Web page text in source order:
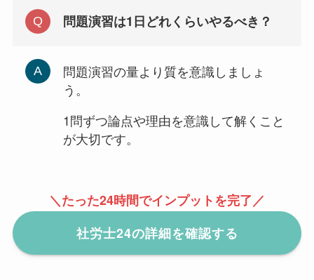
問題演習は1日どれくらいやるべき？
問題演習の量より質を意識しましょ
う。
1問ずつ論点や理由を意識して解くこと
が大切です。
＼たった24時間でインプットを完了／
社労士24の詳細を確認する